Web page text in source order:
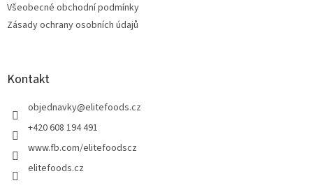
Všeobecné obchodní podmínky
Zásady ochrany osobních údajů
Kontakt
objednavky@elitefoods.cz
+420 608 194 491
www.fb.com/elitefoodscz
elitefoods.cz